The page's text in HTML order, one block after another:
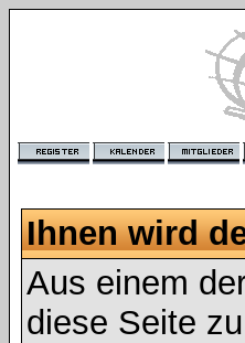
Ihnen wird
Aus einem
diese Seite